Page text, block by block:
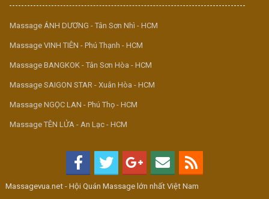
Massage ÁNH DƯƠNG - Tân Sơn Nhì - HCM
Massage VINH TIÊN - Phú Thạnh - HCM
Massage BANGKOK - Tân Sơn Hòa - HCM
Massage SAIGON STAR - Xuân Hòa - HCM
Massage NGỌC LAN - Phú Thọ - HCM
Massage TÊN LỬA - An Lạc - HCM
Massagevua.net - Hội Quán Massage lớn nhất Việt Nam